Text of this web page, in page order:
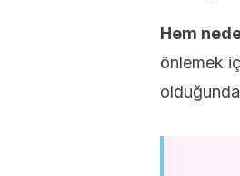
Hem
önlemek